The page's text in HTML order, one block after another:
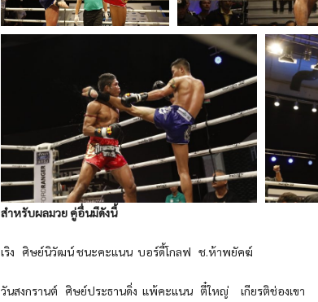
สำหรับผลมวย คู่อื่นมีดังนี้
เริง ศิษย์นิวัฒน์ชนะคะแนน บอร์ดี้โกลฟ ช.ห้าพยัคฆ์
วันสงกรานต์ ศิษย์ประธานดิ่ง แพ้คะแนน ตี๋ใหญ่ เกียรติช่องเขา